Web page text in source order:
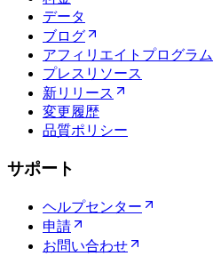
データ
ブログ
アフィリエイトプログラム
プレスリソース
新リリース
変更履歴
品質ポリシー
サポート
ヘルプセンター
申請
お問い合わせ